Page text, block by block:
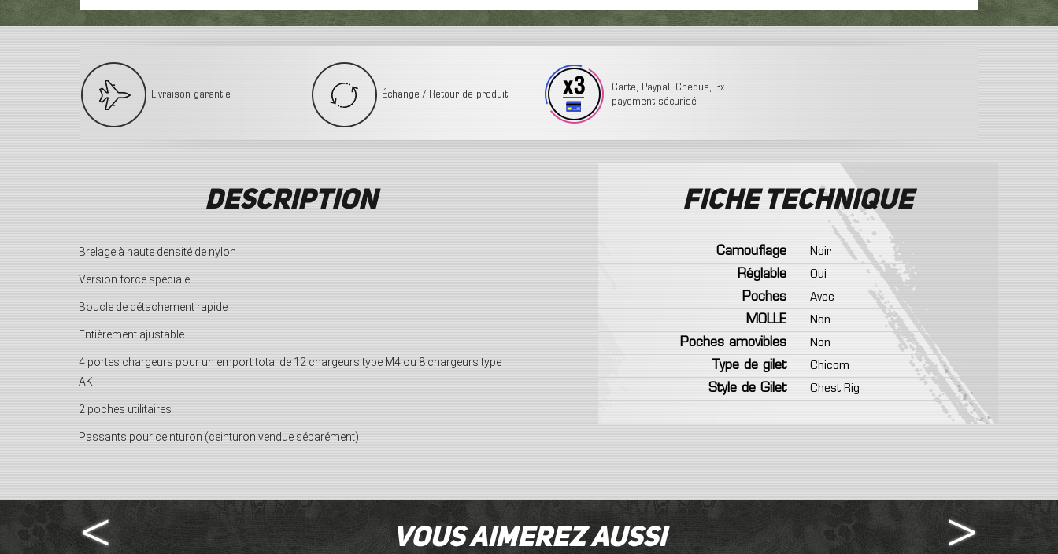
Livraison garantie Échange / Retour de produit
Carte, Paypal, Cheque, 3x ...
payement sécurisé
Description
Brelage à haute densité de nylon
Version force spéciale
Boucle de détachement rapide
Entièrement ajustable
4 portes chargeurs pour un emport total de 12 chargeurs type M4 ou 8 chargeurs type
AK
2 poches utilitaires
Passants pour ceinturon (ceinturon vendue séparément)
Fiche technique
Camouflage
Noir
Réglable
Oui
Poches
Avec
MOLLE
Non
Poches amovibles
Non
Type de gilet
Chicom
Style de Gilet
Chest Rig
Vous aimerez aussi